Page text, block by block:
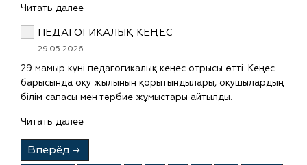
Читать далее
ПЕДАГОГИКАЛЫҚ КЕҢЕС
29.05.2026
29 мамыр күні педагогикалық кеңес отрысы өтті. Кеңес
барысында оқу жылының қорытындылары, оқушылардың
білім сапасы мен тәрбие жұмыстары айтылды.
Читать далее
Вперёд →